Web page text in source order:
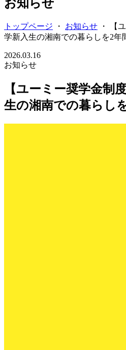
お知らせ
トップページ ・ お知らせ ・
【
学新入生の湘南での暮らしを2年
2026.03.16
お知らせ
【ユーミー奨学金制
生の湘南での暮らし